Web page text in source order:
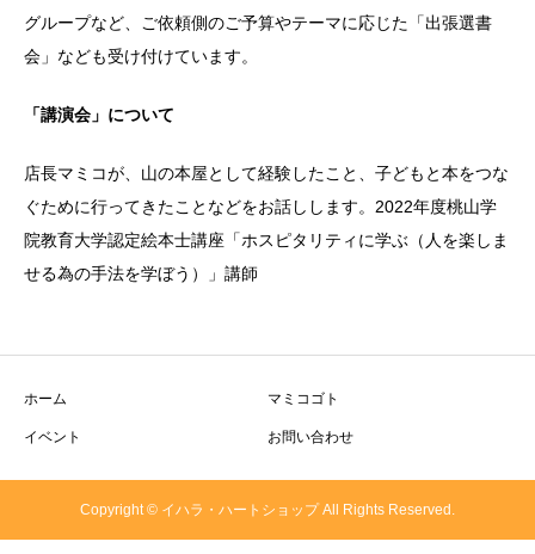
グループなど、ご依頼側のご予算やテーマに応じた「出張選書
会」なども受け付けています。
「講演会」について
店長マミコが、山の本屋として経験したこと、子どもと本をつな
ぐために行ってきたことなどをお話しします。2022年度桃山学
院教育大学認定絵本士講座「ホスピタリティに学ぶ（人を楽しま
せる為の手法を学ぼう）」講師
ホーム マミコゴト
イベント お問い合わせ
Copyright © イハラ・ハートショップ All Rights Reserved.